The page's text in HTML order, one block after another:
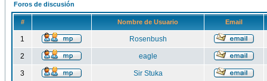
Foros de discusión
# Nombre de Usuario Email
1 Rosenbush
2 eagle
3 Sir Stuka